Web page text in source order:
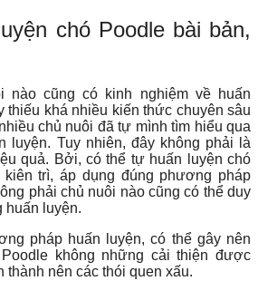
chó Poodle bài bản,
nào cũng có kinh nghiệm về huấn
thiếu khá nhiều kiến thức chuyên sâu
chủ nuôi đã tự mình tìm hiểu qua
luyện. Tuy nhiên, đây không phải là
quả. Bởi, có thể tự huấn luyện chó
trì, áp dụng đúng phương pháp
phải chủ nuôi nào cũng có thể duy
huấn luyện.
pháp huấn luyện, có thể gây nên
không những cải thiện được
thành nên các thói quen xấu.